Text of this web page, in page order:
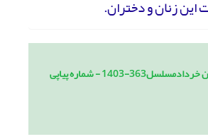
زنان و دختران.
دوره 33، مجله پیام زن خردادمسلسل363-1403 - شماره پیاپی